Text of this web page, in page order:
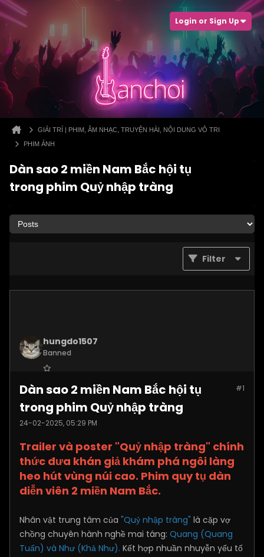
Login or Sign Up
GIẢI TRÍ | PHIM, ÂM NHẠC, TRUYỆN HÀI, NỘI DUNG VÔ TRI
PHIM ẢNH
Dàn sao 2 miền Nam Bắc hội tụ
trong phim Quỷ nhập tràng
Filter
hungdo1507
Banned
Posts:3873 #1
Dàn sao 2 miền Nam Bắc hội tụ
trong phim Quỷ nhập tràng
24-02-2025, 05:29 PM
Trailer và poster "Quỷ nhập tràng" chính
thức đưa khán giả khám phá ngôi làng
heo hút vùng núi cao. Phim quy tụ dàn
diễn viên 2 miền Nam Bắc.
Nhân vật trung tâm của "Quỷ nhập tràng" là cặp vợ
chồng chuyên hành nghề mai táng: Quang (Quang
Tuấn) và Như (Khả Như). Kết hợp nhuần nhuyễn yếu tố